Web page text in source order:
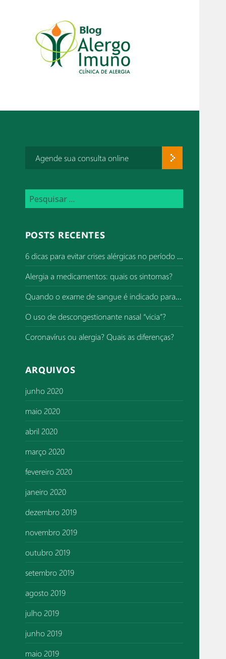
Agende sua consulta online
e
q
i
s
a
r
p
o
r
:
POSTS RECENTES
6 dicas para evitar crises alérgicas no período de superlotação de hospitais
Alergia a medicamentos: quais os sintomas?
Quando o exame de sangue é indicado para investigar alergia?
O uso de descongestionante nasal “vicia”?
Coronavírus ou alergia? Quais as diferenças?
ARQUIVOS
junho 2020
maio 2020
abril 2020
março 2020
fevereiro 2020
janeiro 2020
dezembro 2019
novembro 2019
outubro 2019
setembro 2019
agosto 2019
julho 2019
junho 2019
maio 2019